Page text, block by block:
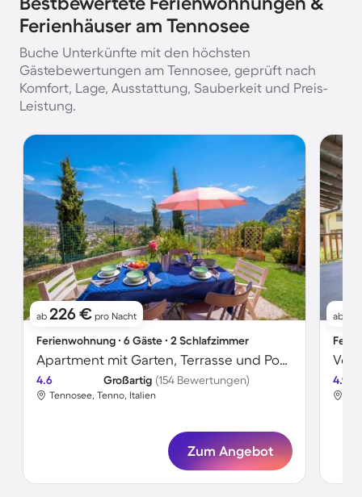
Ferienhäuser am Tennosee
Buche Unterkünfte mit den höchsten
Gästebewertungen am Tennosee, geprüft nach
Komfort, Lage, Ausstattung, Sauberkeit und Preis-
Leistung.
ab 226 € pro Nacht
Ferienwohnung ∙ 6 Gäste ∙ 2 Schlafzimmer
Apartment mit Garten, Terrasse und Pool | Bergblick
4.6 Großartig (154 Bewertungen)
Tennosee, Tenno, Italien
Zum Angebot
ab
4.9